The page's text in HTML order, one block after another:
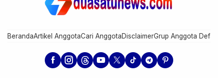
BerandaArtikel AnggotaCari AnggotaDisclaimerGrup Anggota